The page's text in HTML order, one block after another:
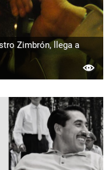
Zimbrón, llega a